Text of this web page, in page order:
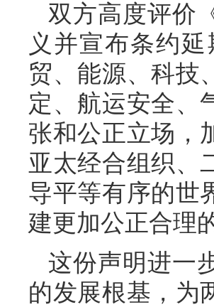
双方高度评价
义并宣布条约
贸、能源、科技
定、航运安全、
张和公正立场，
亚太经合组织、
导平等有序的世
建更加公正合理
这份声明进一
的发展根基，为